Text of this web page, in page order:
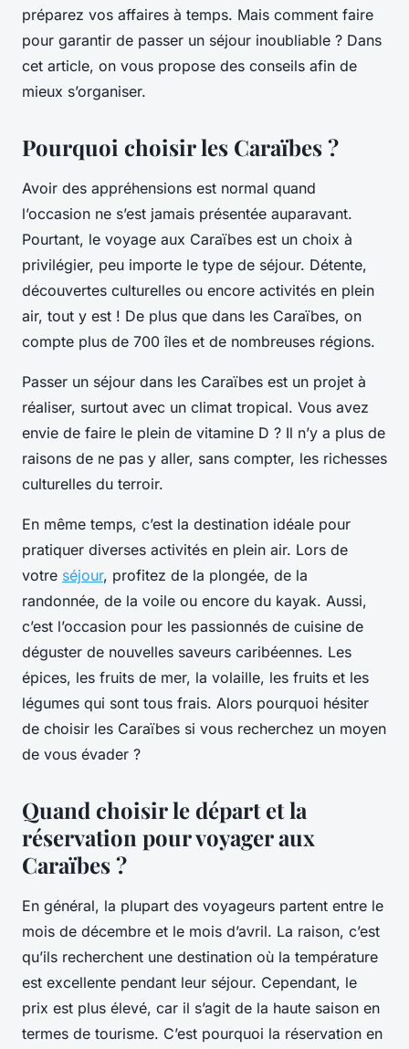
préparez vos affaires à temps. Mais comment faire
pour garantir de passer un séjour inoubliable ? Dans
cet article, on vous propose des conseils afin de
mieux s’organiser.
Pourquoi choisir les Caraïbes ?
Avoir des appréhensions est normal quand
l’occasion ne s’est jamais présentée auparavant.
Pourtant, le voyage aux Caraïbes est un choix à
privilégier, peu importe le type de séjour. Détente,
découvertes culturelles ou encore activités en plein
air, tout y est ! De plus que dans les Caraïbes, on
compte plus de 700 îles et de nombreuses régions.
Passer un séjour dans les Caraïbes est un projet à
réaliser, surtout avec un climat tropical. Vous avez
envie de faire le plein de vitamine D ? Il n’y a plus de
raisons de ne pas y aller, sans compter, les richesses
culturelles du terroir.
En même temps, c’est la destination idéale pour
pratiquer diverses activités en plein air. Lors de
votre séjour, profitez de la plongée, de la
randonnée, de la voile ou encore du kayak. Aussi,
c’est l’occasion pour les passionnés de cuisine de
déguster de nouvelles saveurs caribéennes. Les
épices, les fruits de mer, la volaille, les fruits et les
légumes qui sont tous frais. Alors pourquoi hésiter
de choisir les Caraïbes si vous recherchez un moyen
de vous évader ?
Quand choisir le départ et la
réservation pour voyager aux
Caraïbes ?
En général, la plupart des voyageurs partent entre le
mois de décembre et le mois d’avril. La raison, c’est
qu’ils recherchent une destination où la température
est excellente pendant leur séjour. Cependant, le
prix est plus élevé, car il s’agit de la haute saison en
termes de tourisme. C’est pourquoi la réservation en